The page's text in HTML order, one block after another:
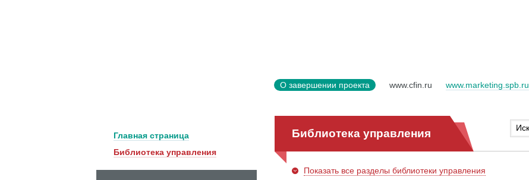
О завершении проекта www.cfin.ru www.marketing.spb.ru
Главная страница
Библиотека управления
Библиотека управления
Показать все разделы библиотеки управления